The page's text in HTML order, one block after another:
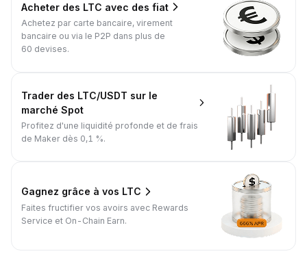
Acheter des LTC avec des fiat
Achetez par carte bancaire, virement
bancaire ou via le P2P dans plus de
60 devises.
Trader des LTC/USDT sur le
marché Spot
Profitez d'une liquidité profonde et de frais
de Maker dès 0,1 %.
Gagnez grâce à vos LTC
Faites fructifier vos avoirs avec Rewards
Service et On-Chain Earn.